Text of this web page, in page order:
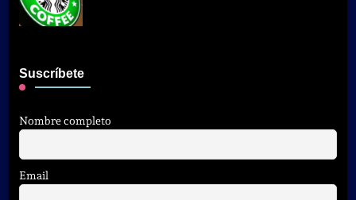
Suscríbete
Nombre completo
Email